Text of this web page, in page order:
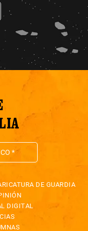
DE GUARDIA
DIGITAL